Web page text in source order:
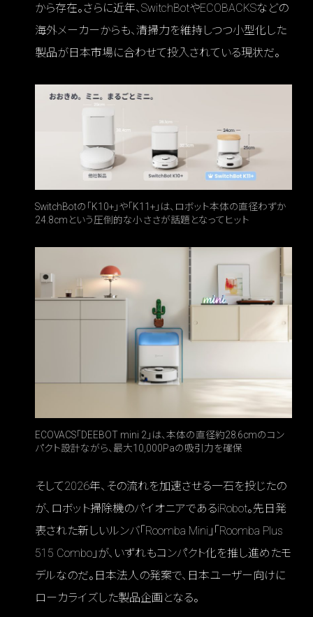
から存在。さらに近年、SwitchBotやECOBACKSなどの
海外メーカーからも、清掃力を維持しつつ小型化した
製品が日本市場に合わせて投入されている現状だ。
SwitchBotの「K10+」や「K11+」は、ロボット本体の直径わずか
24.8cmという圧倒的な小ささが話題となってヒット
ECOVACS「DEEBOT mini 2」は、本体の直径約28.6cmのコン
パクト設計ながら、最大10,000Paの吸引力を確保
そして2026年、その流れを加速させる一石を投じたの
が、ロボット掃除機のパイオニアであるiRobot。先日発
表された新しいルンバ「Roomba Mini」「Roomba Plus
515 Combo」が、いずれもコンパクト化を推し進めたモ
デルなのだ。日本法人の発案で、日本ユーザー向けに
ローカライズした製品企画となる。